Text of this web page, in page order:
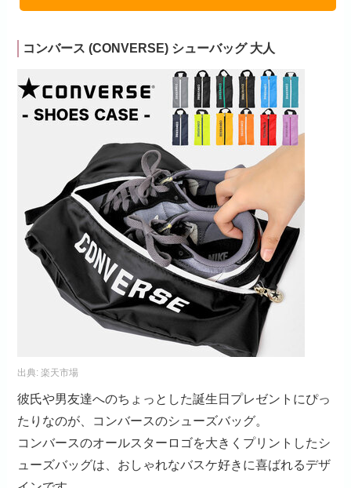
コンバース (CONVERSE) シューバッグ 大人
出典:楽天市場
彼氏や男友達へのちょっとした誕生日プレゼントにぴっ
たりなのが、コンバースのシューズバッグ。
コンバースのオールスターロゴを大きくプリントしたシ
ューズバッグは、おしゃれなバスケ好きに喜ばれるデザ